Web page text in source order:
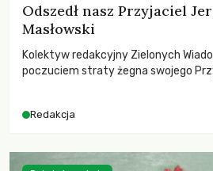
Odszedł nasz Przyjaciel
Masłowski
Kolektyw redakcyjny Zielonych
poczuciem straty żegna swojego
Redakcja